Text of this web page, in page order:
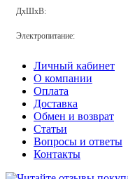
ДхШхВ:
Электропитание:
Личный кабинет
О компании
Оплата
Доставка
Обмен и возврат
Статьи
Вопросы и ответы
Контакты